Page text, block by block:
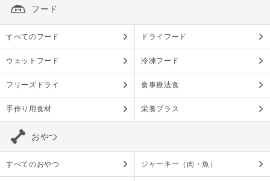
フード
すべてのフード ドライフード
ウェットフード 冷凍フード
フリーズドライ 食事療法食
手作り用食材 栄養プラス
おやつ
すべてのおやつ ジャーキー（肉・魚）